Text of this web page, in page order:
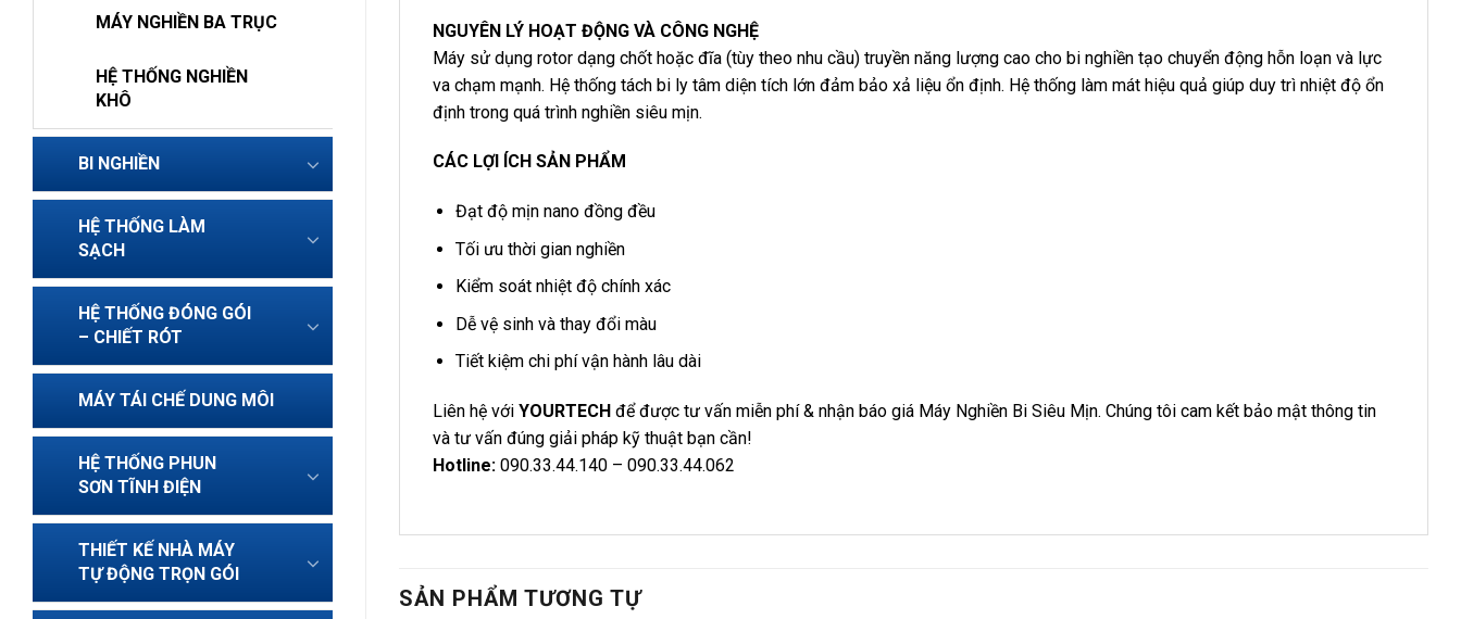
MÁY NGHIỀN BA TRỤC
HỆ THỐNG NGHIỀN
KHÔ
BI NGHIỀN
HỆ THỐNG LÀM
SẠCH
HỆ THỐNG ĐÓNG GÓI
– CHIẾT RÓT
MÁY TÁI CHẾ DUNG MÔI
HỆ THỐNG PHUN
SƠN TĨNH ĐIỆN
THIẾT KẾ NHÀ MÁY
TỰ ĐỘNG TRỌN GÓI
NGUYÊN LÝ HOẠT ĐỘNG VÀ CÔNG NGHỆ
Máy sử dụng rotor dạng chốt hoặc đĩa (tùy theo nhu cầu) truyền năng lượng cao cho bi nghiền tạo chuyển động hỗn loạn và lực
va chạm mạnh. Hệ thống tách bi ly tâm diện tích lớn đảm bảo xả liệu ổn định. Hệ thống làm mát hiệu quả giúp duy trì nhiệt độ ổn
định trong quá trình nghiền siêu mịn.
CÁC LỢI ÍCH SẢN PHẨM
Đạt độ mịn nano đồng đều
Tối ưu thời gian nghiền
Kiểm soát nhiệt độ chính xác
Dễ vệ sinh và thay đổi màu
Tiết kiệm chi phí vận hành lâu dài
Liên hệ với YOURTECH để được tư vấn miễn phí & nhận báo giá Máy Nghiền Bi Siêu Mịn. Chúng tôi cam kết bảo mật thông tin
và tư vấn đúng giải pháp kỹ thuật bạn cần!
Hotline: 090.33.44.140 – 090.33.44.062
SẢN PHẨM TƯƠNG TỰ